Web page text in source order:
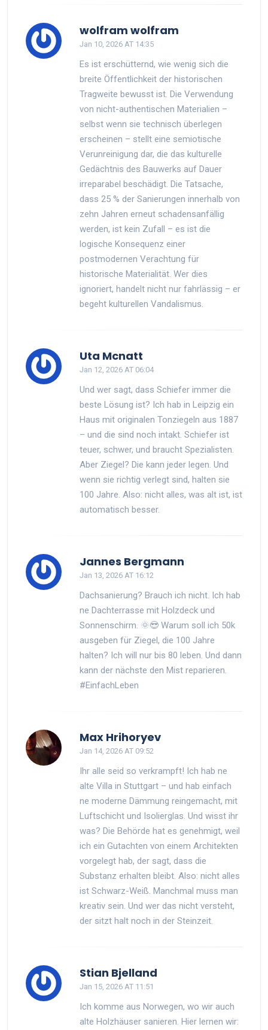
wolfram wolfram
Jan 10, 2026 AT 14:35
Es ist erschütternd, wie wenig sich die
breite Öffentlichkeit der historischen
Tragweite bewusst ist. Die Verwendung
von nicht-authentischen Materialien –
selbst wenn sie technisch überlegen
erscheinen – stellt eine semiotische
Verunreinigung dar, die das kulturelle
Gedächtnis des Bauwerks auf Dauer
irreparabel beschädigt. Die Tatsache,
dass 25 % der Sanierungen innerhalb von
zehn Jahren erneut schadensanfällig
werden, ist kein Zufall – es ist die
logische Konsequenz einer
postmodernen Verachtung für
historische Materialität. Wer dies
ignoriert, handelt nicht nur fahrlässig – er
begeht kulturellen Vandalismus.
Uta Mcnatt
Jan 12, 2026 AT 06:04
Und wer sagt, dass Schiefer immer die
beste Lösung ist? Ich hab in Leipzig ein
Haus mit originalen Tonziegeln aus 1887
– und die sind noch intakt. Schiefer ist
teuer, schwer, und braucht Spezialisten.
Aber Ziegel? Die kann jeder legen. Und
wenn sie richtig verlegt sind, halten sie
100 Jahre. Also: nicht alles, was alt ist, ist
automatisch besser.
Jannes Bergmann
Jan 13, 2026 AT 16:12
Dachsanierung? Brauch ich nicht. Ich hab
ne Dachterrasse mit Holzdeck und
Sonnenschirm. 🌞😎 Warum soll ich 50k
ausgeben für Ziegel, die 100 Jahre
halten? Ich will nur bis 80 leben. Und dann
kann der nächste den Mist reparieren.
#EinfachLeben
Max Hrihoryev
Jan 14, 2026 AT 09:52
Ihr alle seid so verkrampft! Ich hab ne
alte Villa in Stuttgart – und hab einfach
ne moderne Dämmung reingemacht, mit
Luftschicht und Isolierglas. Und wisst ihr
was? Die Behörde hat es genehmigt, weil
ich ein Gutachten von einem Architekten
vorgelegt hab, der sagt, dass die
Substanz erhalten bleibt. Also: nicht alles
ist Schwarz-Weiß. Manchmal muss man
kreativ sein. Und wer das nicht versteht,
der sitzt halt noch in der Steinzeit.
Stian Bjelland
Jan 15, 2026 AT 11:51
Ich komme aus Norwegen, wo wir auch
alte Holzhäuser sanieren. Hier lernen wir: